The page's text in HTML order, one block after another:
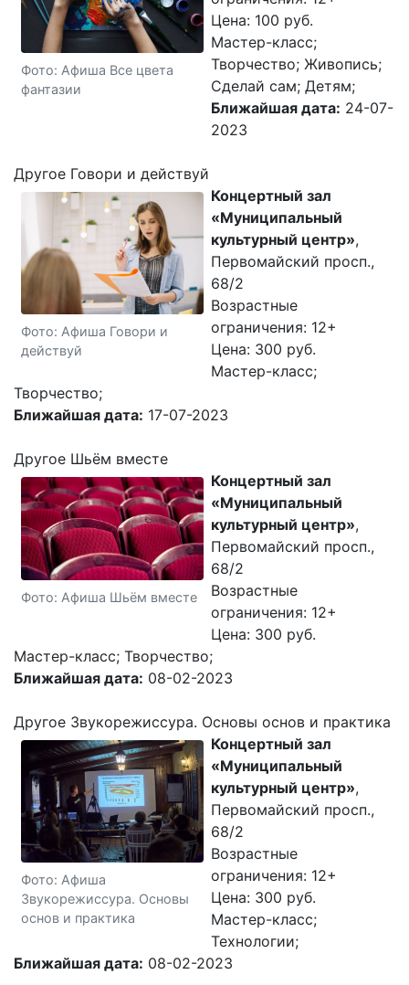
Фото: Афиша Все цвета
фантазии
Цена: 100 руб.
Мастер-класс;
Творчество; Живопись;
Cделай сам; Детям;
Ближайшая дата: 24-07-
2023
Другое Говори и действуй
Фото: Афиша Говори и
действуй
Концертный зал
«Муниципальный
культурный центр»,
Первомайский просп.,
68/2
Возрастные
ограничения: 12+
Цена: 300 руб.
Мастер-класс;
Творчество;
Ближайшая дата: 17-07-2023
Другое Шьём вместе
Фото: Афиша Шьём вместе
Концертный зал
«Муниципальный
культурный центр»,
Первомайский просп.,
68/2
Возрастные
ограничения: 12+
Цена: 300 руб.
Мастер-класс; Творчество;
Ближайшая дата: 08-02-2023
Другое Звукорежиссура. Основы основ и практика
Фото: Афиша
Звукорежиссура. Основы
основ и практика
Концертный зал
«Муниципальный
культурный центр»,
Первомайский просп.,
68/2
Возрастные
ограничения: 12+
Цена: 300 руб.
Мастер-класс;
Технологии;
Ближайшая дата: 08-02-2023